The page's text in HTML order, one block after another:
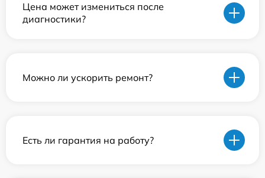
Цена может измениться после
диагностики?
Можно ли ускорить ремонт?
Есть ли гарантия на работу?